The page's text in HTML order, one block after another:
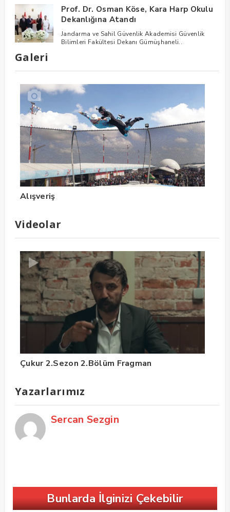
Prof. Dr. Osman Köse, Kara Harp Okulu
Dekanlığına Atandı
Jandarma ve Sahil Güvenlik Akademisi Güvenlik
Bilimleri Fakültesi Dekanı Gümüşhaneli..
Galeri
Alışveriş
Videolar
Çukur 2.Sezon 2.Bölüm Fragman
Yazarlarımız
Sercan Sezgin
Bunlarda İlginizi Çekebilir